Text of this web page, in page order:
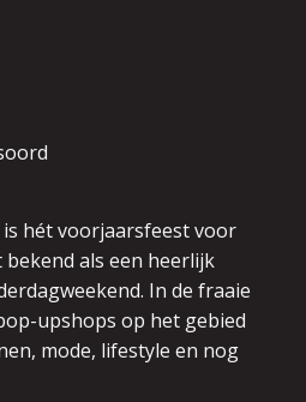
is hét voorjaarsfeest voor
bekend als een heerlijk
In de fraaie
upshops op het gebied
mode, lifestyle en nog